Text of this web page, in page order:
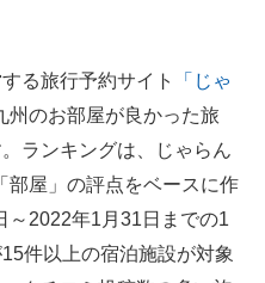
る旅行予約サイト
「じゃ
州のお部屋が良かった旅
ランキングは、じゃらん
部屋」の評点をベースに作
～2022年1月31日までの1
件以上の宿泊施設が対象